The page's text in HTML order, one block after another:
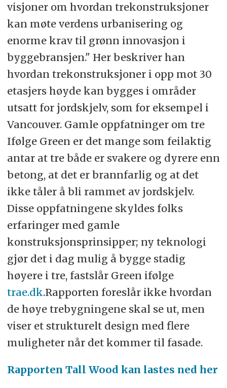
visjoner om hvordan trekonstruksjoner
kan møte verdens urbanisering og
enorme krav til grønn innovasjon i
byggebransjen." Her beskriver han
hvordan trekonstruksjoner i opp mot 30
etasjers høyde kan bygges i områder
utsatt for jordskjelv, som for eksempel i
Vancouver. Gamle oppfatninger om tre
Ifølge Green er det mange som feilaktig
antar at tre både er svakere og dyrere enn
betong, at det er brannfarlig og at det
ikke tåler å bli rammet av jordskjelv.
Disse oppfatningene skyldes folks
erfaringer med gamle
konstruksjonsprinsipper; ny teknologi
gjør det i dag mulig å bygge stadig
høyere i tre, fastslår Green ifølge
trae.dk.Rapporten foreslår ikke hvordan
de høye trebygningene skal se ut, men
viser et strukturelt design med flere
muligheter når det kommer til fasade.
Rapporten Tall Wood kan lastes ned her